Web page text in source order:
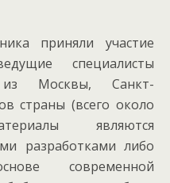
приняли участие
специалисты
из Москвы, Санкт-
страны (всего около
являются
разработками либо
современной